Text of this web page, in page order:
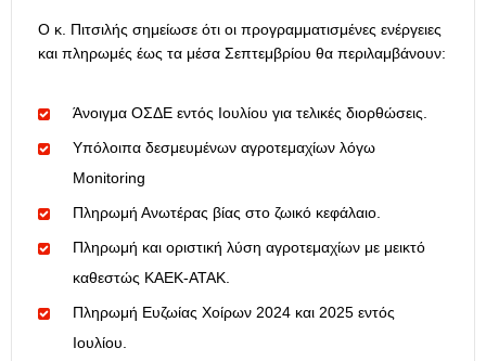
Ο κ. Πιτσιλής σημείωσε ότι οι προγραμματισμένες ενέργειες
και πληρωμές έως τα μέσα Σεπτεμβρίου θα περιλαμβάνουν:
Άνοιγμα ΟΣΔΕ εντός Ιουλίου για τελικές διορθώσεις.
Υπόλοιπα δεσμευμένων αγροτεμαχίων λόγω
Monitoring
Πληρωμή Ανωτέρας βίας στο ζωικό κεφάλαιο.
Πληρωμή και οριστική λύση αγροτεμαχίων με μεικτό
καθεστώς ΚΑΕΚ-ΑΤΑΚ.
Πληρωμή Ευζωίας Χοίρων 2024 και 2025 εντός
Ιουλίου.